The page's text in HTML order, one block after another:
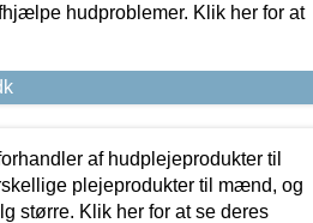
hudproblemer. Klik her for at
af hudplejeprodukter til
plejeprodukter til mænd, og
større. Klik her for at se deres